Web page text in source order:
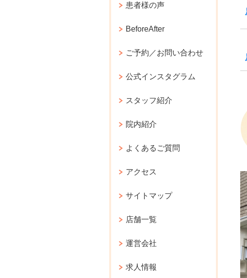
患者様の声
BeforeAfter
ご予約／お問い合わせ
公式インスタグラム
スタッフ紹介
院内紹介
よくあるご質問
アクセス
サイトマップ
店舗一覧
運営会社
求人情報